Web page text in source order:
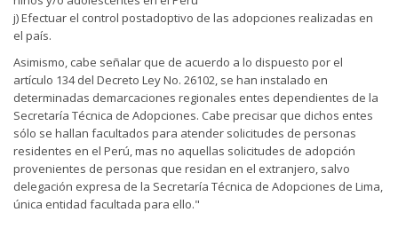
j) Efectuar el control postadoptivo de las adopciones realizadas en
el país.
Asimismo, cabe señalar que de acuerdo a lo dispuesto por el
artículo 134 del Decreto Ley No. 26102, se han instalado en
determinadas demarcaciones regionales entes dependientes de la
Secretaría Técnica de Adopciones. Cabe precisar que dichos entes
sólo se hallan facultados para atender solicitudes de personas
residentes en el Perú, mas no aquellas solicitudes de adopción
provenientes de personas que residan en el extranjero, salvo
delegación expresa de la Secretaría Técnica de Adopciones de Lima,
única entidad facultada para ello."